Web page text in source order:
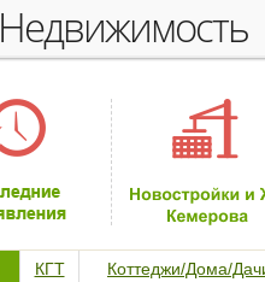
недвижимость
КГТ
Коттеджи/Дома/